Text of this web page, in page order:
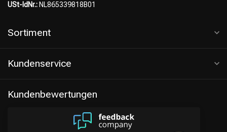
USt-IdNr.: NL865339818B01
Sortiment
Kundenservice
Kundenbewertungen